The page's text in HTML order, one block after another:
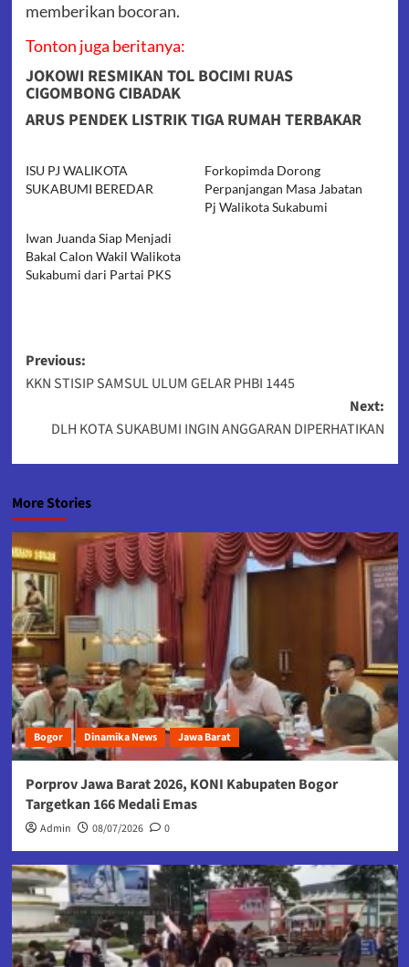
memberikan bocoran.
Tonton juga beritanya:
JOKOWI RESMIKAN TOL BOCIMI RUAS
CIGOMBONG CIBADAK
ARUS PENDEK LISTRIK TIGA RUMAH TERBAKAR
ISU PJ WALIKOTA
SUKABUMI BEREDAR
Forkopimda Dorong
Perpanjangan Masa Jabatan
Pj Walikota Sukabumi
Iwan Juanda Siap Menjadi
Bakal Calon Wakil Walikota
Sukabumi dari Partai PKS
Post
navigation
Previous:
KKN STISIP SAMSUL ULUM GELAR PHBI 1445
Next:
DLH KOTA SUKABUMI INGIN ANGGARAN DIPERHATIKAN
More Stories
Bogor Dinamika News Jawa Barat
Porprov Jawa Barat 2026, KONI Kabupaten Bogor
Targetkan 166 Medali Emas
Admin 08/07/2026 0